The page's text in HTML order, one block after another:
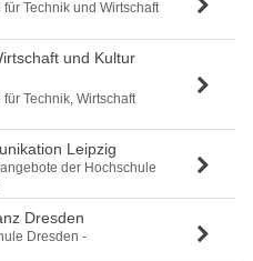
Technik und Wirtschaft
und Kultur
Technik, Wirtschaft
Leipzig
der Hochschule
Dresden
Dresden -